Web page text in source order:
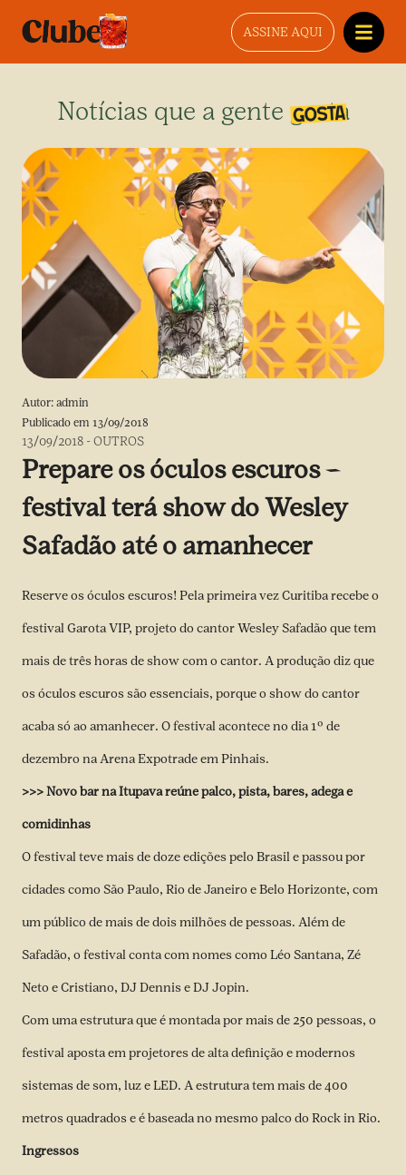
ASSINE AQUI
Notícias que a gente gosta
Autor: admin
Publicado em 13/09/2018
13/09/2018 -OUTROS
Prepare os óculos escuros –
festival terá show do Wesley
Safadão até o amanhecer
Reserve os óculos escuros! Pela primeira vez Curitiba recebe o
festival Garota VIP, projeto do cantor Wesley Safadão que tem
mais de três horas de show com o cantor. A produção diz que
os óculos escuros são essenciais, porque o show do cantor
acaba só ao amanhecer. O festival acontece no dia 1º de
dezembro na Arena Expotrade em Pinhais.
>>>Novo bar na Itupava reúne palco, pista, bares, adega e
comidinhas
O festival teve mais de doze edições pelo Brasil e passou por
cidades como São Paulo, Rio de Janeiro e Belo Horizonte, com
um público de mais de dois milhões de pessoas. Além de
Safadão, o festival conta com nomes como Léo Santana, Zé
Neto e Cristiano, DJ Dennis e DJ Jopin.
Com uma estrutura que é montada por mais de 250 pessoas, o
festival aposta em projetores de alta definição e modernos
sistemas de som, luz e LED. A estrutura tem mais de 400
metros quadrados e é baseada no mesmo palco do Rock in Rio.
Ingressos